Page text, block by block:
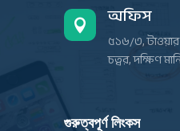
 অফিস
৫১৬/৩,
চত্বর, দক্ষিণ
গুরুত্বপূর্ণ লিংকস